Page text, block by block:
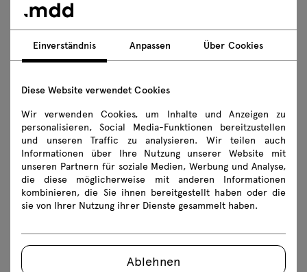
Holzfachboden Noki
Einverständnis Anpassen Über Cookies
Diese Website verwendet Cookies
Wir verwenden Cookies, um Inhalte und Anzeigen zu
personalisieren, Social Media-Funktionen bereitzustellen
und unseren Traffic zu analysieren. Wir teilen auch
Informationen über Ihre Nutzung unserer Website mit
unseren Partnern für soziale Medien, Werbung und Analyse,
die diese möglicherweise mit anderen Informationen
kombinieren, die Sie ihnen bereitgestellt haben oder die
sie von Ihrer Nutzung ihrer Dienste gesammelt haben.
Ablehnen